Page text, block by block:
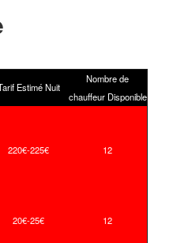
Estimé Nuit
Nombre de
chauffeur Disponible
220€-225€ 12
20€-25€ 12